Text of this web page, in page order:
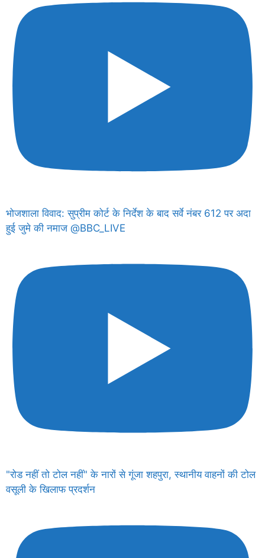
भोजशाला विवाद: सुप्रीम कोर्ट के निर्देश के बाद सर्वे नंबर 612 पर अदा
हुई जुमे की नमाज @BBC_LIVE
"रोड नहीं तो टोल नहीं" के नारों से गूंजा शहपुरा, स्थानीय वाहनों की टोल
वसूली के खिलाफ प्रदर्शन